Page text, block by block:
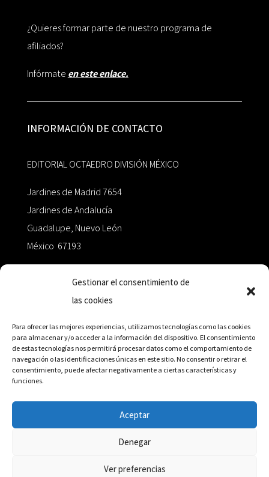
Gestionar el consentimiento de
las cookies
Para ofrecer las mejores experiencias, utilizamos tecnologías como las cookies
para almacenar y/o acceder a la información del dispositivo. El consentimiento
de estas tecnologías nos permitirá procesar datos como el comportamiento de
navegación o las identificaciones únicas en este sitio. No consentir o retirar el
consentimiento, puede afectar negativamente a ciertas características y
funciones.
Aceptar
Denegar
Ver preferencias
¿Quieres formar parte de nuestro programa de
afiliados?
Infórmate en este enlace.
INFORMACIÓN DE CONTACTO
EDITORIAL OCTAEDRO DIVISIÓN MÉXICO
Jardines de Madrid 7654
Jardines de Andalucía
Guadalupe, Nuevo León
México 67193
+52 811.499.5638
RED DE DISTRIBUCIÓN